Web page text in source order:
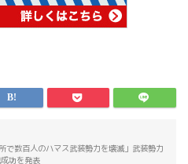
で数百人のハマス武装勢力を壊滅」武装勢力
功を発表